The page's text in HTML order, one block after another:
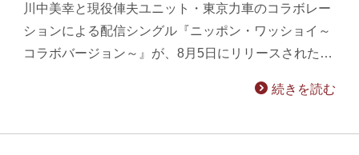
川中美幸と現役俥夫ユニット・東京力車のコラボレー
ションによる配信シングル『ニッポン・ワッショイ～
コラボバージョン～』が、8月5日にリリースされた…
続きを読む